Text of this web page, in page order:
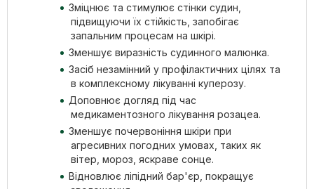
Зміцнює та стимулює стінки судин,
підвищуючи їх стійкість, запобігає
запальним процесам на шкірі.
Зменшує виразність судинного малюнка.
Засіб незамінний у профілактичних цілях та
в комплексному лікуванні куперозу.
Доповнює догляд під час
медикаментозного лікування розацеа.
Зменшує почервоніння шкіри при
агресивних погодних умовах, таких як
вітер, мороз, яскраве сонце.
Відновлює ліпідний бар'єр, покращує